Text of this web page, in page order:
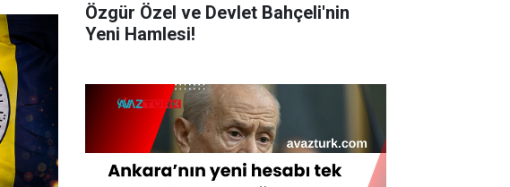
Özgür Özel ve Devlet Bahçeli'nin
Yeni Hamlesi!